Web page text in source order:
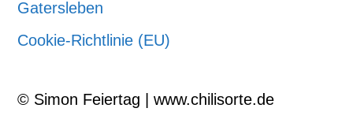
Gatersleben
Cookie-Richtlinie (EU)
© Simon Feiertag | www.chilisorte.de